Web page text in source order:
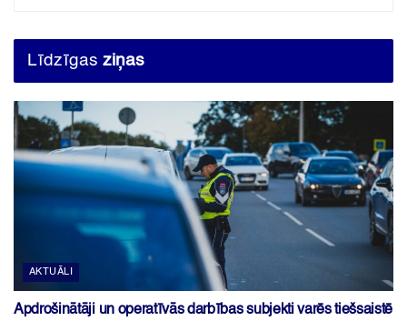
Līdzīgas ziņas
AKTUĀLI
Apdrošinātāji un operatīvās darbības subjekti varēs tiešsaistē